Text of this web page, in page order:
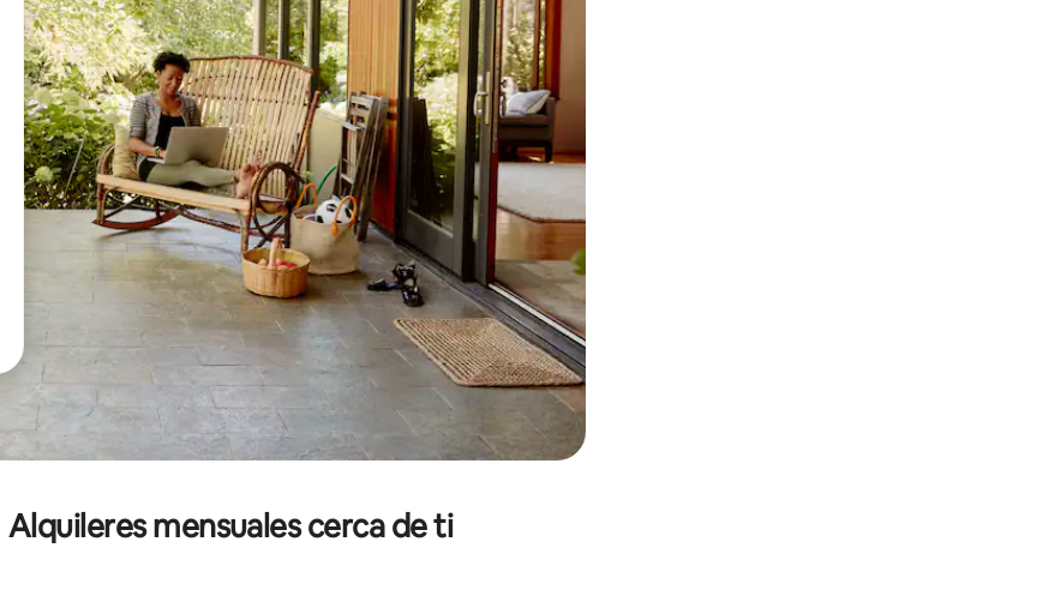
teclas de flecha hacia arriba y hacia abajo o explora con el tacto o desliza el dedo.
Alquileres mensuales cerca de ti